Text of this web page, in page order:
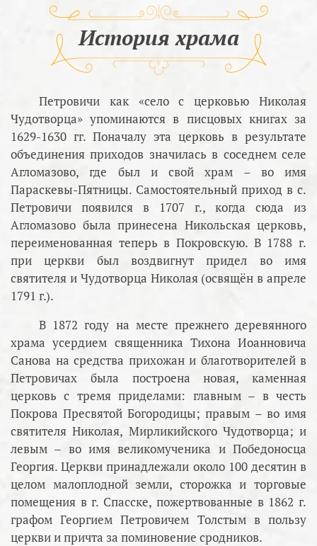
История храма
Петровичи как «село с церковью Николая
Чудотворца» упоминаются в писцовых книгах за
1629-1630 гг. Поначалу эта церковь в результате
объединения приходов значилась в соседнем селе
Агломазово, где был и свой храм – во имя
Параскевы-Пятницы. Самостоятельный приход в с.
Петровичи появился в 1707 г., когда сюда из
Агломазово была принесена Никольская церковь,
переименованная теперь в Покровскую. В 1788 г.
при церкви был воздвигнут придел во имя
святителя и Чудотворца Николая (освящён в апреле
1791 г.).
В 1872 году на месте прежнего деревянного
храма усердием священника Тихона Иоанновича
Санова на средства прихожан и благотворителей в
Петровичах была построена новая, каменная
церковь с тремя приделами: главным – в честь
Покрова Пресвятой Богородицы; правым – во имя
святителя Николая, Мирликийского Чудотворца; и
левым – во имя великомученика и Победоносца
Георгия. Церкви принадлежали около 100 десятин в
целом малоплодной земли, сторожка и торговые
помещения в г. Спасске, пожертвованные в 1862 г.
графом Георгием Петровичем Толстым в пользу
церкви и причта за поминовение сродников.